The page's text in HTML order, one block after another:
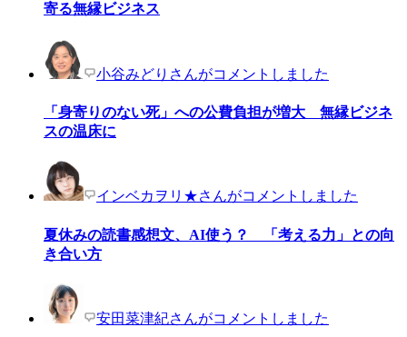
寄る無縁ビジネス
小谷みどりさんがコメントしました
「身寄りのない死」への公費負担が増大 無縁ビジネ
スの温床に
インベカヲリ★さんがコメントしました
夏休みの読書感想文、AI使う？ 「考える力」との向
き合い方
安田菜津紀さんがコメントしました